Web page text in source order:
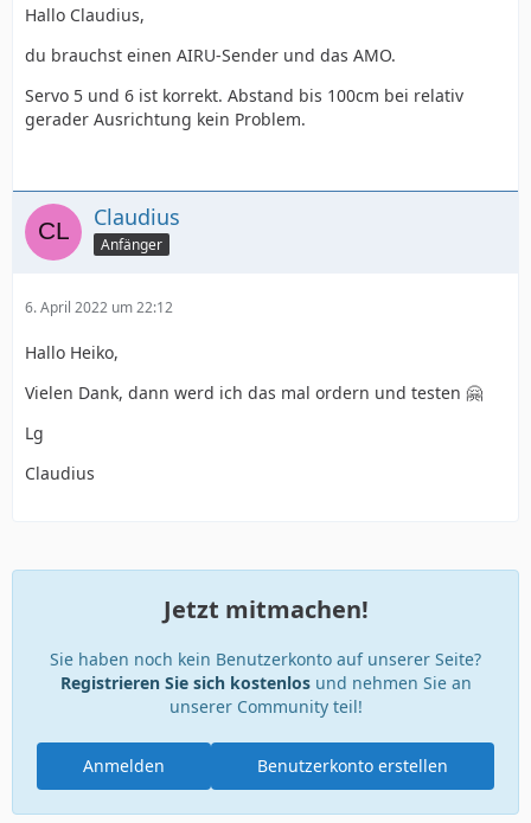
Hallo Claudius,
du brauchst einen AIRU-Sender und das AMO.
Servo 5 und 6 ist korrekt. Abstand bis 100cm bei relativ
gerader Ausrichtung kein Problem.
Claudius
Anfänger
6. April 2022 um 22:12
Hallo Heiko,
Vielen Dank, dann werd ich das mal ordern und testen 🤗
Lg
Claudius
Jetzt mitmachen!
Sie haben noch kein Benutzerkonto auf unserer Seite?
Registrieren Sie sich kostenlosund nehmen Sie an
unserer Community teil!
Benutzerkonto erstellen
Anmelden